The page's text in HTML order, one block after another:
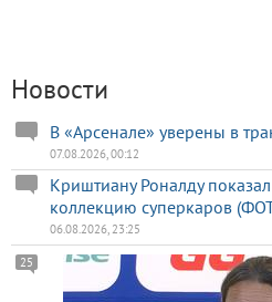
Новости
В «Арсенале» уверены в
07.08.2026, 00:12
Криштиану Роналду
коллекцию суперкаров
06.08.2026, 23:25
25